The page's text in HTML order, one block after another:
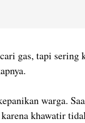
gas, tapi sering
warga.
khawatir